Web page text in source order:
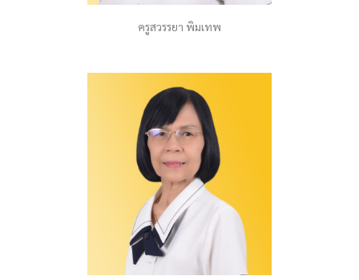
ครูสวรรยา พิมเทพ